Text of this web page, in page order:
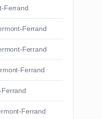
Ferrand
Ferrand
Ferrand
Ferrand
Ferrand